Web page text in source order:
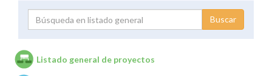
Listado general de proyectos